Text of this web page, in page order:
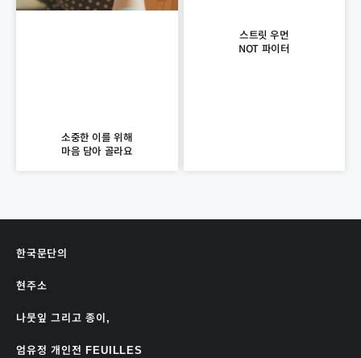
소중한 이를 위해
마음 담아 골라요
스트릿 우먼
NOT 파이터
한국문단의
현주소
나뭇잎 그리고 종이,
엄유정 개인전 FEUILLES